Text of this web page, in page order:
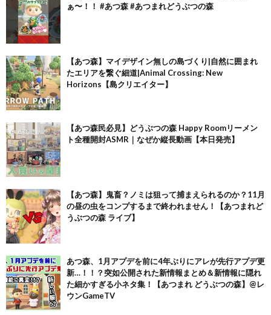
ぁ〜！！ #あつ森 #あつまれどうぶつの森
【あつ森】マイデザイン無しの島づくり|自然に囲まれ
たエリアを繋ぐ細道|Animal Crossing: New
Horizons【島クリエイター】
【あつ森民必見】どうぶつの森 Happy Roomリーメン
ト全種開封ASMR｜なぜか縦長動画【本日発売】
【あつ森】鬼畜？ノミは狙って捕まえられるのか？11月
の昼の虫をコンプするまで終われません！【あつまれど
うぶつの森 ライブ】
あつ森、1月アプデを前に4年ぶりにアレが先行アプデ更
新…！！？突如公開された新情報まとめ＆新情報に隠れ
た細かすぎる小ネタ集！【あつまれ どうぶつの森】@レ
ウンGameTV